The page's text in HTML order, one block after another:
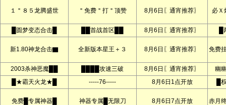
１＂８５龙腾盛世 ＂免费＂打＂顶赞 8月6日〖通宵推荐〗 必Ｘ
█圆梦变态合击█ ██首战首区██ 8月6日〖通宵推荐〗
新1.80神龙合击▇ 全新版本星王＋３ 8月6日〖通宵推荐〗 免费
2003杀神恶魔██ ████攻速三破 8月6日〖通宵推荐〗
幽
█★霸天火龙★█
-----76----- 8月6日1点开放 █
免费█专属神器█ 神器专属█无限刀 8月6日7点开放 赤月